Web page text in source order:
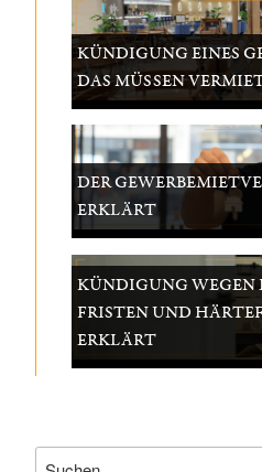
KÜNDIGUNG EINES
DAS MÜSSEN
DER
ERKLÄRT
KÜNDIGUNG WEGEN
FRISTEN UND
ERKLÄRT
Suchen